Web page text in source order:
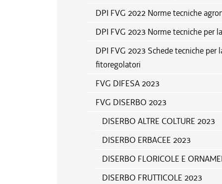
DPI FVG 2022 Norme tecniche
DPI FVG 2023 Norme tecniche per
DPI FVG 2023 Schede tecniche
fitoregolatori
FVG DIFESA 2023
FVG DISERBO 2023
DISERBO ALTRE COLTURE 2023
DISERBO ERBACEE 2023
DISERBO FLORICOLE E
DISERBO FRUTTICOLE 2023